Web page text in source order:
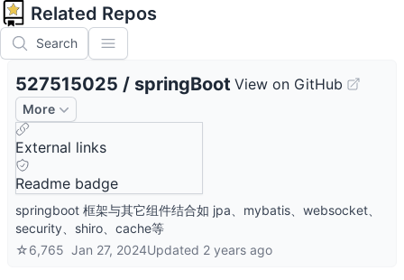
Related Repos
Search
527515025 / springBoot View on GitHub
More
External links
Readme badge
springboot 框架与其它组件结合如 jpa、mybatis、websocket、
security、shiro、cache等
☆6,765 Jan 27, 2024Updated 2 years ago